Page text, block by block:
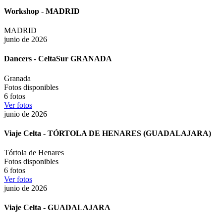
Workshop - MADRID
MADRID
junio de 2026
Dancers - CeltaSur GRANADA
Granada
Fotos disponibles
6 fotos
Ver fotos
junio de 2026
Viaje Celta - TÓRTOLA DE HENARES (GUADALAJARA)
Tórtola de Henares
Fotos disponibles
6 fotos
Ver fotos
junio de 2026
Viaje Celta - GUADALAJARA